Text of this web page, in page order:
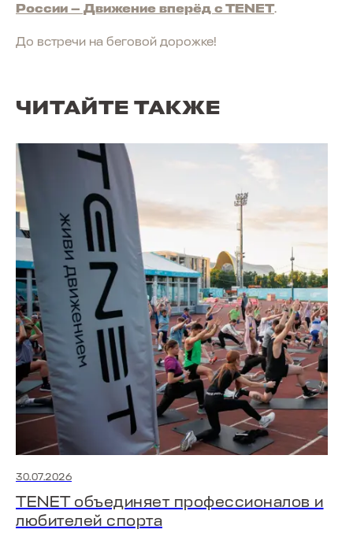
России — Движение вперёд с ТЕNET.
До встречи на беговой дорожке!
ЧИТАЙТЕ ТАКЖЕ
30.07.2026
TENET объединяет профессионалов и
любителей спорта